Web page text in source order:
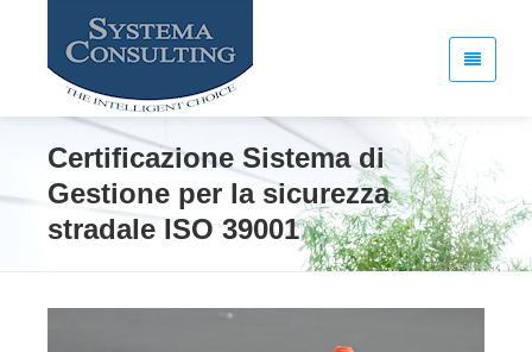
Certificazione Sistema di
Gestione per la sicurezza
stradale ISO 39001